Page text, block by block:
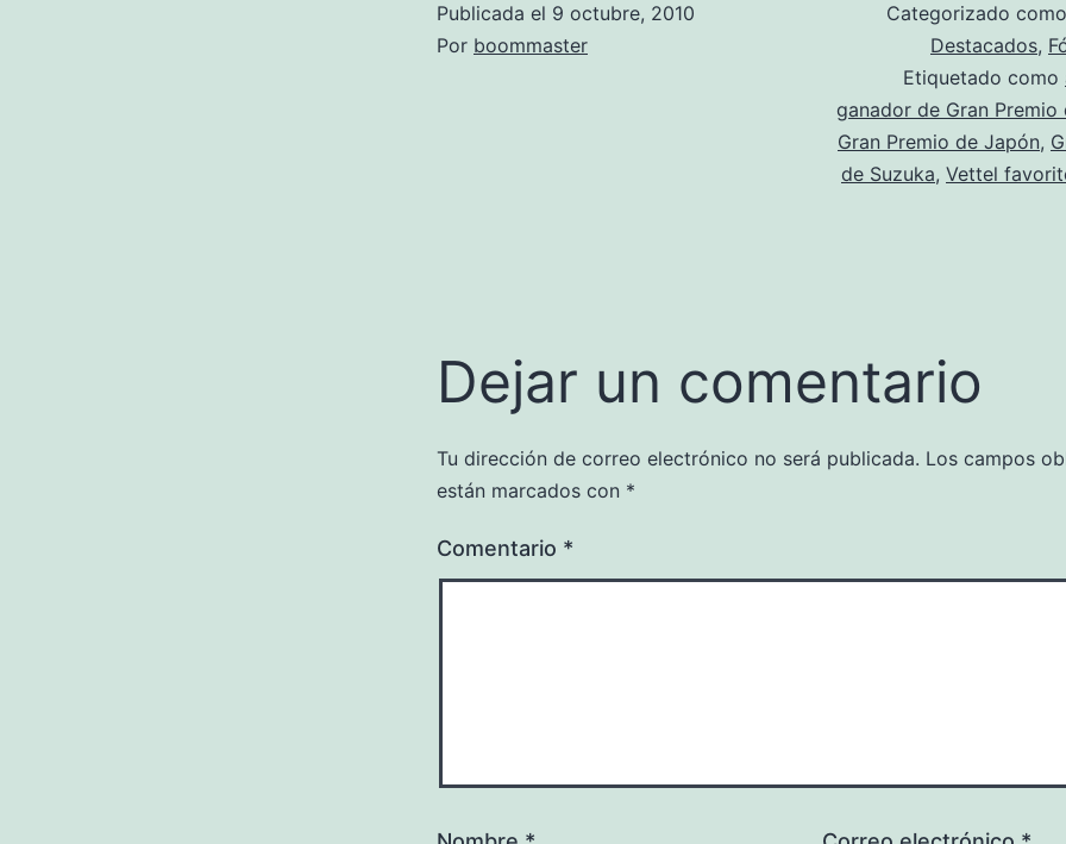
Publicada el 9 octubre, 2010
Por boommaster
Categorizado como
Destacados,
Etiquetado como
ganador de Gran Premio
Gran Premio de Japón,
de Suzuka, Vettel
Dejar un comentario
Tu dirección de correo electrónico no será publicada. Los campos
están marcados con *
Comentario *